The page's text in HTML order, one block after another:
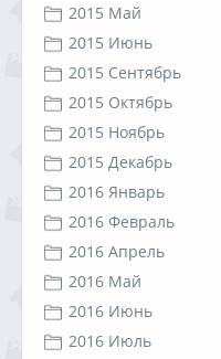
2015 Май
2015 Июнь
2015 Сентябрь
2015 Октябрь
2015 Ноябрь
2015 Декабрь
2016 Январь
2016 Февраль
2016 Апрель
2016 Май
2016 Июнь
2016 Июль